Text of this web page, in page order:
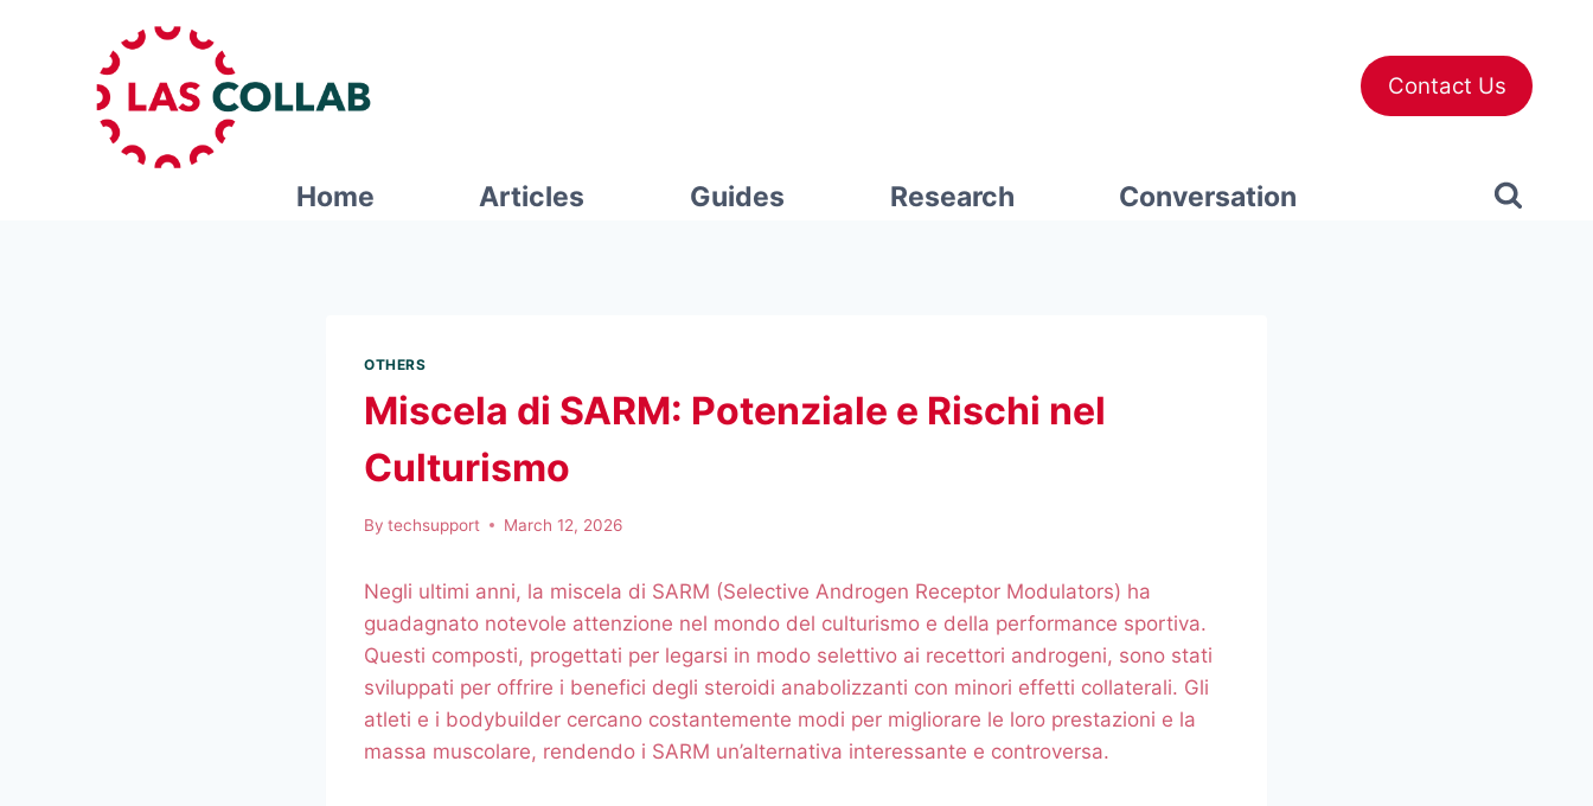
Contact Us
Home Articles Guides Research Conversation
OTHERS
Miscela di SARM: Potenziale e Rischi nel
Culturismo
By techsupport March 12, 2026
Negli ultimi anni, la miscela di SARM (Selective Androgen Receptor Modulators) ha
guadagnato notevole attenzione nel mondo del culturismo e della performance sportiva.
Questi composti, progettati per legarsi in modo selettivo ai recettori androgeni, sono stati
sviluppati per offrire i benefici degli steroidi anabolizzanti con minori effetti collaterali. Gli
atleti e i bodybuilder cercano costantemente modi per migliorare le loro prestazioni e la
massa muscolare, rendendo i SARM un’alternativa interessante e controversa.